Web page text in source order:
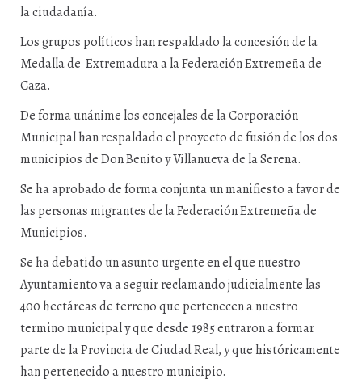
la ciudadanía.
Los grupos políticos han respaldado la concesión de la
Medalla de Extremadura a la Federación Extremeña de
Caza.
De forma unánime los concejales de la Corporación
Municipal han respaldado el proyecto de fusión de los dos
municipios de Don Benito y Villanueva de la Serena.
Se ha aprobado de forma conjunta un manifiesto a favor de
las personas migrantes de la Federación Extremeña de
Municipios.
Se ha debatido un asunto urgente en el que nuestro
Ayuntamiento va a seguir reclamando judicialmente las
400 hectáreas de terreno que pertenecen a nuestro
termino municipal y que desde 1985 entraron a formar
parte de la Provincia de Ciudad Real, y que históricamente
han pertenecido a nuestro municipio.